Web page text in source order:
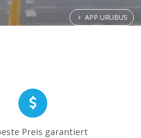
APP URUBUS
Preis garantiert